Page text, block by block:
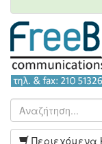
Περιεχόμενα